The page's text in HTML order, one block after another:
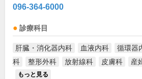
096-364-6000
診療科目
肝臓・消化器内科 血液内科 循環器
科
整形外科 放射線科 皮膚科 産
もっと見る